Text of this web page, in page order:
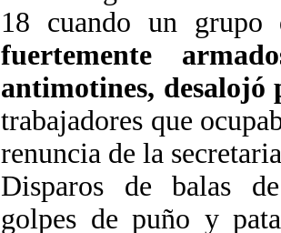
18 cuando un grupo
fuertemente
antimotines, desalojó
trabajadores que
renuncia de la
Disparos de balas
golpes de puño y